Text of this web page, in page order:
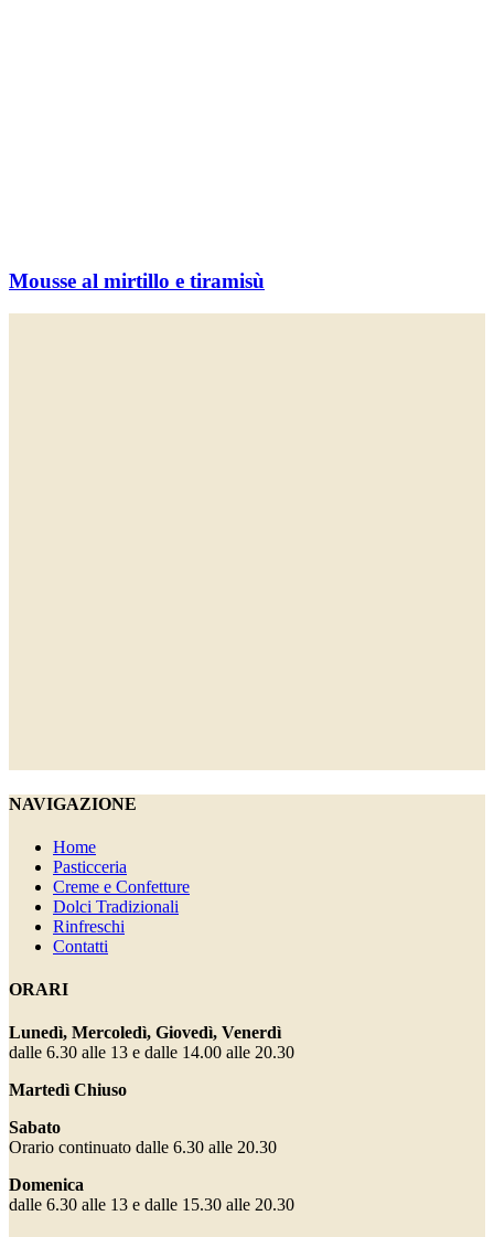
Mousse al mirtillo e tiramisù
NAVIGAZIONE
Home
Pasticceria
Creme e Confetture
Dolci Tradizionali
Rinfreschi
Contatti
ORARI
Lunedì, Mercoledì, Giovedì, Venerdì
dalle 6.30 alle 13 e dalle 14.00 alle 20.30
Martedì Chiuso
Sabato
Orario continuato dalle 6.30 alle 20.30
Domenica
dalle 6.30 alle 13 e dalle 15.30 alle 20.30